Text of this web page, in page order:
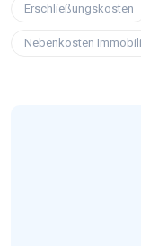
Erschließungskosten
Nebenkosten